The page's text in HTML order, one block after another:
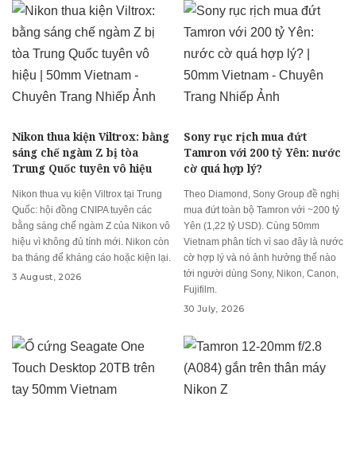
Nikon thua kiện Viltrox: bằng
sáng chế ngàm Z bị tòa
Trung Quốc tuyên vô hiệu
Nikon thua vụ kiện Viltrox tại Trung
Quốc: hội đồng CNIPA tuyên các
bằng sáng chế ngàm Z của Nikon vô
hiệu vì không đủ tính mới. Nikon còn
ba tháng để kháng cáo hoặc kiện lại.
3 August, 2026
Sony rục rịch mua đứt
Tamron với 200 tỷ Yên: nước
cờ quá hợp lý?
Theo Diamond, Sony Group đề nghị
mua đứt toàn bộ Tamron với ~200 tỷ
Yên (1,22 tỷ USD). Cùng 50mm
Vietnam phân tích vì sao đây là nước
cờ hợp lý và nó ảnh hưởng thế nào
tới người dùng Sony, Nikon, Canon,
Fujifilm.
30 July, 2026